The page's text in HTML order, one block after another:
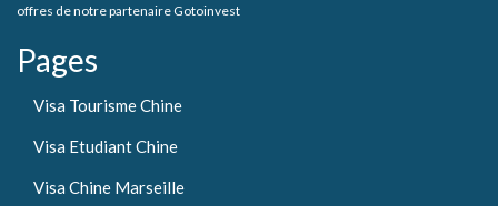
offres de notre partenaire Gotoinvest
Pages
Visa Tourisme Chine
Visa Etudiant Chine
Visa Chine Marseille